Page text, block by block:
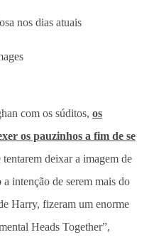
nos dias atuais
com os súditos, os
os pauzinhos a fim de se
tentarem deixar a imagem de
intenção de serem mais do
Harry, fizeram um enorme
Heads Together”,